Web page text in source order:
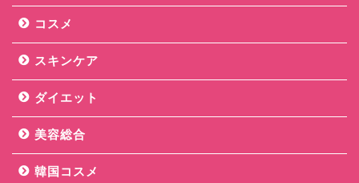
コスメ
スキンケア
ダイエット
美容総合
韓国コスメ